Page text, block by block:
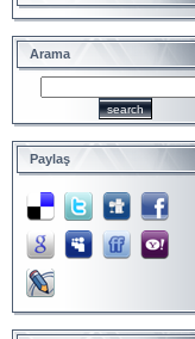
Arama
Paylaş